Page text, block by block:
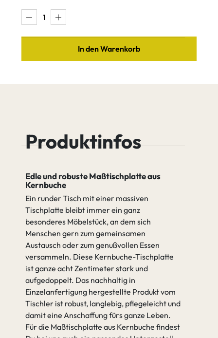
Buche weiß
Cognac
Buche Antik
gehen zu Spezifikation
Lamellen
Nicht verfüllen
Nicht
verfüllen
Äste verfüllen
(2K Wachs)
In den Warenkorb
Produktinfos
Edle und robuste Maßtischplatte aus
Kernbuche
Ein runder Tisch mit einer massiven
Tischplatte bleibt immer ein ganz
besonderes Möbelstück, an dem sich
Menschen gern zum gemeinsamen
Austausch oder zum genußvollen Essen
versammeln. Diese Kernbuche-Tischplatte
ist ganze acht Zentimeter stark und
aufgedoppelt. Das nachhaltig in
Einzelanfertigung hergestellte Produkt vom
Tischler ist robust, langlebig, pflegeleicht und
damit eine Anschaffung fürs ganze Leben.
Für die Maßtischplatte aus Kernbuche findest